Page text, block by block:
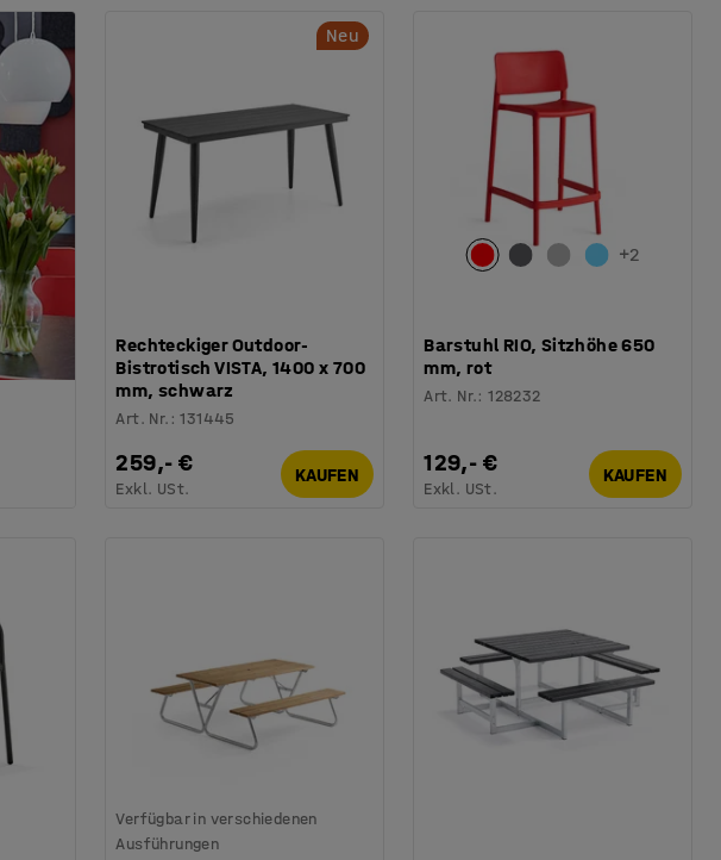
Neu
Rechteckiger Outdoor-
Bistrotisch VISTA, 1400 x 700
mm, schwarz
Art. Nr. :131445
259,- €
Exkl. USt.
KAUFEN
+2
Barstuhl RIO, Sitzhöhe 650
mm, rot
Art. Nr.:128232
129,- €
Exkl. USt.
KAUFEN
Verfügbar in verschiedenen
Ausführungen